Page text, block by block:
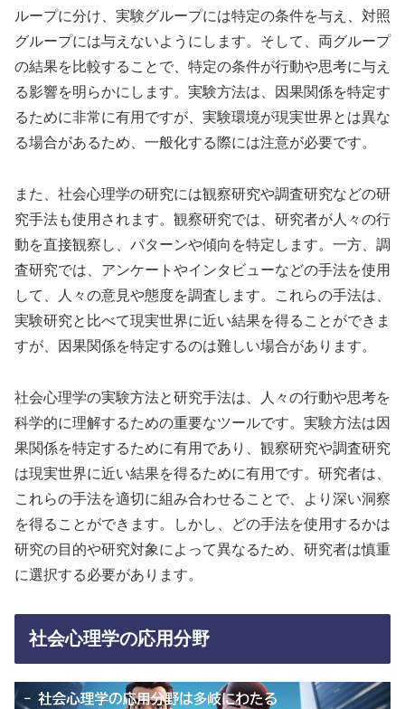
ループに分け、実験グループには特定の条件を与え、対照
グループには与えないようにします。そして、両グループ
の結果を比較することで、特定の条件が行動や思考に与え
る影響を明らかにします。実験方法は、因果関係を特定す
るために非常に有用ですが、実験環境が現実世界とは異な
る場合があるため、一般化する際には注意が必要です。
また、社会心理学の研究には観察研究や調査研究などの研
究手法も使用されます。観察研究では、研究者が人々の行
動を直接観察し、パターンや傾向を特定します。一方、調
査研究では、アンケートやインタビューなどの手法を使用
して、人々の意見や態度を調査します。これらの手法は、
実験研究と比べて現実世界に近い結果を得ることができま
すが、因果関係を特定するのは難しい場合があります。
社会心理学の実験方法と研究手法は、人々の行動や思考を
科学的に理解するための重要なツールです。実験方法は因
果関係を特定するために有用であり、観察研究や調査研究
は現実世界に近い結果を得るために有用です。研究者は、
これらの手法を適切に組み合わせることで、より深い洞察
を得ることができます。しかし、どの手法を使用するかは
研究の目的や研究対象によって異なるため、研究者は慎重
に選択する必要があります。
社会心理学の応用分野